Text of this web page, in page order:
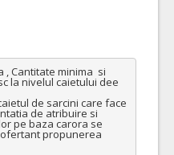
, Cantitate minima  si
la nivelul caietului dee
de atribuire si
pe baza carora se
propunerea